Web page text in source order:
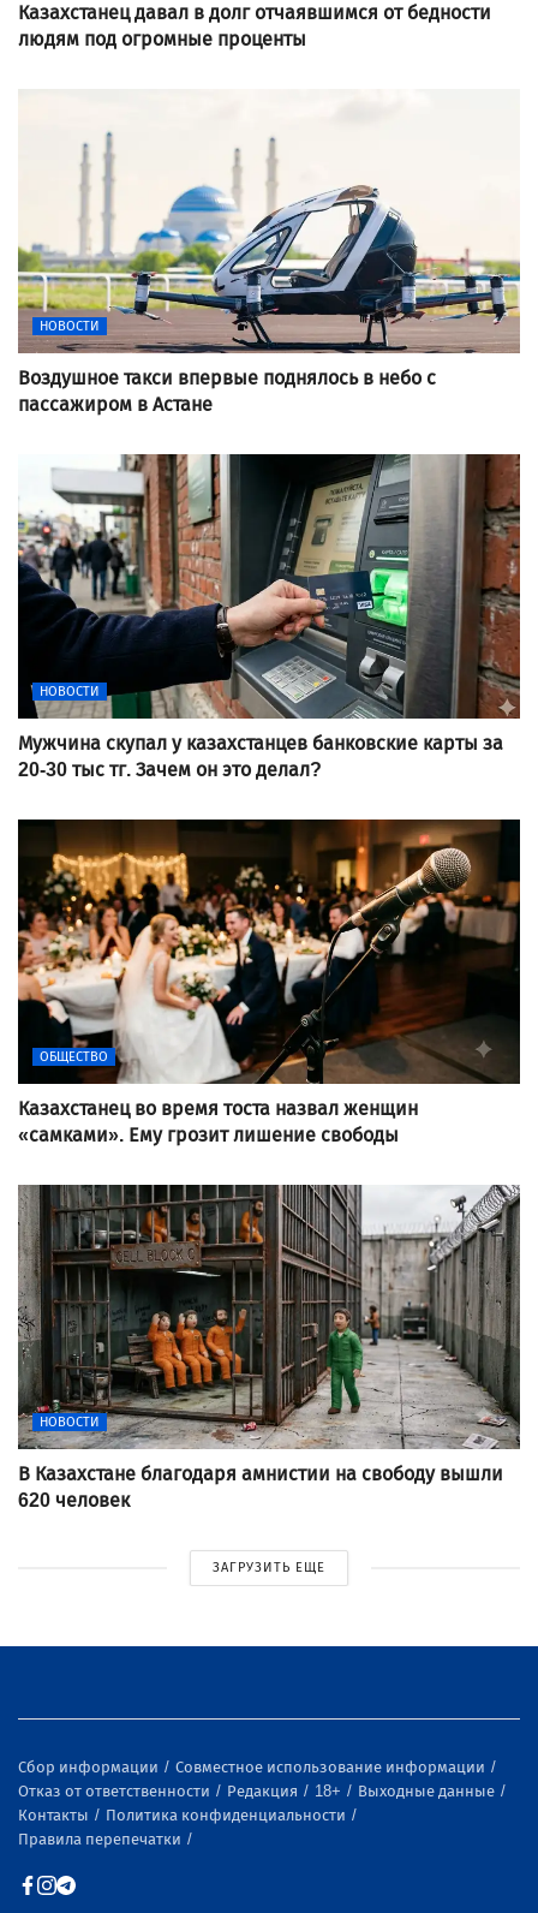
Казахстанец давал в долг отчаявшимся от бедности
людям под огромные проценты
НОВОСТИ
Воздушное такси впервые поднялось в небо с
пассажиром в Астане
НОВОСТИ
Мужчина скупал у казахстанцев банковские карты за
20-30 тыс тг. Зачем он это делал?
ОБЩЕСТВО
Казахстанец во время тоста назвал женщин
«самками». Ему грозит лишение свободы
НОВОСТИ
В Казахстане благодаря амнистии на свободу вышли
620 человек
ЗАГРУЗИТЬ ЕЩЕ
Сбор информации
Совместное использование информации
Отказ от ответственности
Редакция 18+
Выходные данные
Контакты
Политика конфиденциальности
Правила перепечатки